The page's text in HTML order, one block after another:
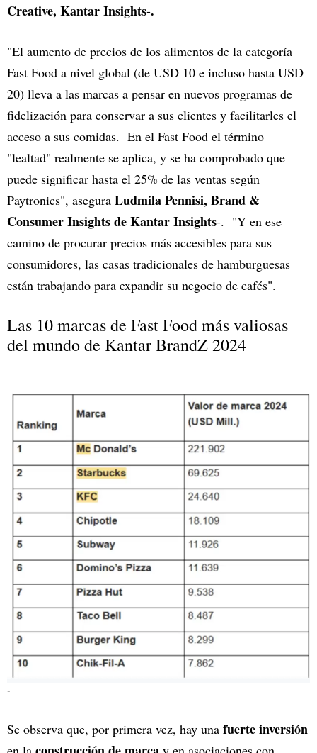
Creative, Kantar Insights-.
"El aumento de precios de los alimentos de la categoría
Fast Food a nivel global (de USD 10 e incluso hasta USD
20) lleva a las marcas a pensar en nuevos programas de
fidelización para conservar a sus clientes y facilitarles el
acceso a sus comidas. En el Fast Food el término
"lealtad" realmente se aplica, y se ha comprobado que
puede significar hasta el 25% de las ventas según
Paytronics", asegura Ludmila Pennisi, Brand &
Consumer Insights de Kantar Insights-. "Y en ese
camino de procurar precios más accesibles para sus
consumidores, las casas tradicionales de hamburguesas
están trabajando para expandir su negocio de cafés".
Las 10 marcas de Fast Food más valiosas
del mundo de Kantar BrandZ 2024
-
Se observa que, por primera vez, hay una fuerte inversión